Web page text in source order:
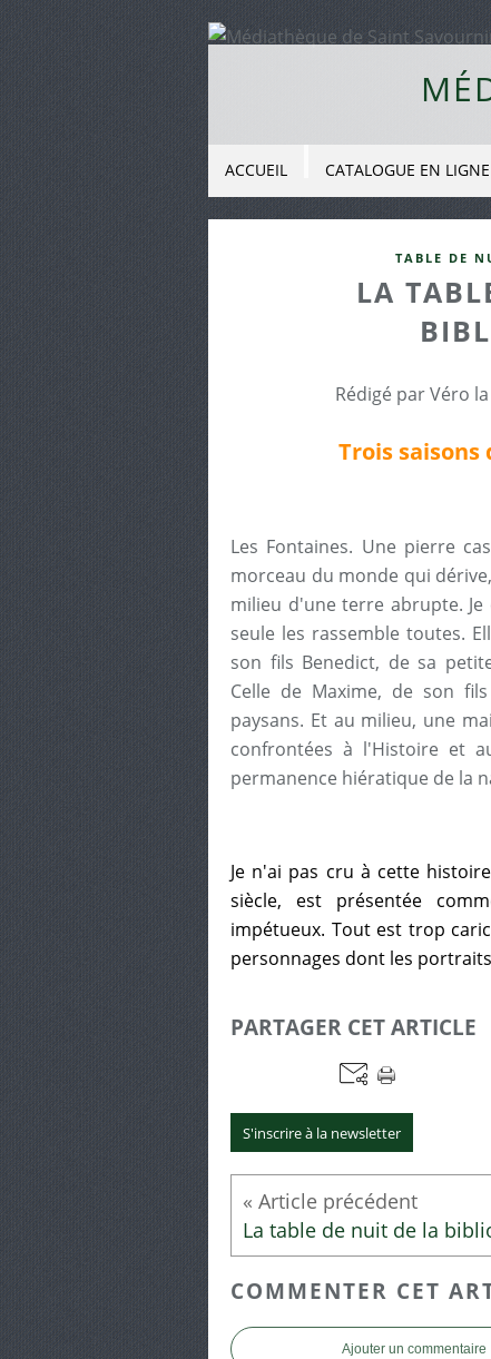
ACCUEIL CATALOGUE EN LIGNE
TABLE DE
LA
Rédigé par Véro
Trois saisons
Les Fontaines. Une pierre
morceau du monde qui
milieu d'une terre abrupte.
seule les rassemble toutes.
son fils Benedict, de sa
Celle de Maxime, de son
paysans. Et au milieu, une
confrontées à l'Histoire et
permanence hiératique de la
Je n'ai pas cru à cette
siècle, est présentée
impétueux. Tout est trop
personnages dont les
PARTAGER CET ARTICLE
S'inscrire à la newsletter
COMMENTER CET
Ajouter un commentaire